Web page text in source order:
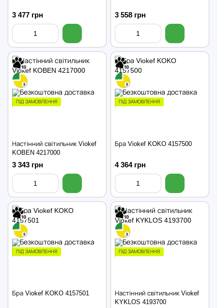
3 477 грн 3 558 грн
ПІД ЗАМОВЛЕННЯ
Настінний світильник Viokef
KOBEN 4217000
3 343 грн
ПІД ЗАМОВЛЕННЯ
Бра Viokef KOKO 4157500
4 364 грн
ПІД ЗАМОВЛЕННЯ
Бра Viokef KOKO 4157501
ПІД ЗАМОВЛЕННЯ
Настінний світильник Viokef
KYKLOS 4193700